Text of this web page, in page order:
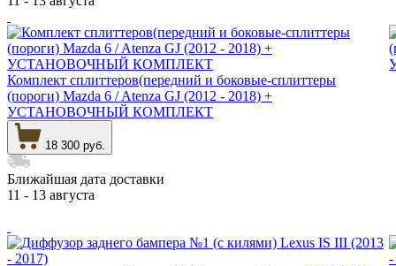
Комплект сплиттеров(передний и боковые-сплиттеры
(пороги) Mazda 6 / Atenza GJ (2012 - 2018) +
УСТАНОВОЧНЫЙ КОМПЛЕКТ
18 300 руб.
Ближайшая дата доставки
11 - 13 августа